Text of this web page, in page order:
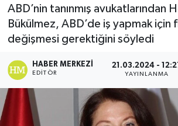
ABD’nin tanınmış avukatlarından
Bükülmez, ABD’de iş yapmak için
değişmesi gerektiğini söyledi
HABER MERKEZI
EDITÖR
21.03.2024 -
YAYINLANMA
Ekonomi
Kadın
Magazin
Yaşam
Haber Arşivi